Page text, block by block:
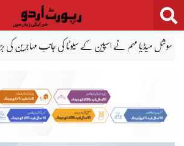
Skip
to
اماراتی ریاست راس الخیمہ میں کیسینو کا افتتاح اگلے سال